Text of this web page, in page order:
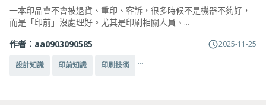
一本印品會不會被退貨、重印、客訴，很多時候不是機器不夠好，
而是「印前」沒處理好。尤其是印刷相關人員、...
作者： aa0903090585 2025-11-25
設計知識 印前知識 印刷技術 ...